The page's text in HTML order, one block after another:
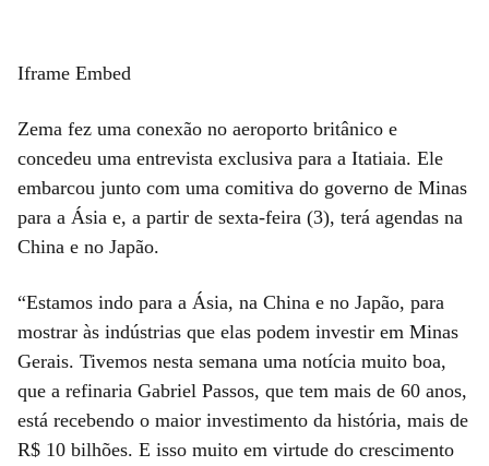
Iframe Embed
Zema fez uma conexão no aeroporto britânico e
concedeu uma entrevista exclusiva para a Itatiaia. Ele
embarcou junto com uma comitiva do governo de Minas
para a Ásia e, a partir de sexta-feira (3), terá agendas na
China e no Japão.
“Estamos indo para a Ásia, na China e no Japão, para
mostrar às indústrias que elas podem investir em Minas
Gerais. Tivemos nesta semana uma notícia muito boa,
que a refinaria Gabriel Passos, que tem mais de 60 anos,
está recebendo o maior investimento da história, mais de
R$ 10 bilhões. E isso muito em virtude do crescimento